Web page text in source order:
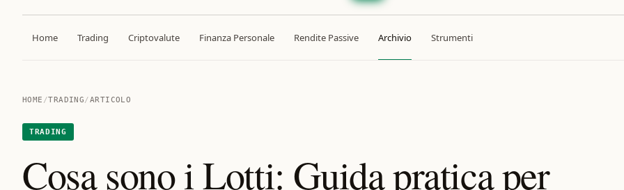
Home Trading Criptovalute Finanza Personale Rendite Passive Archivio Strumenti
HOME /TRADING/ARTICOLO
TRADING
Cosa sono i Lotti: Guida pratica per